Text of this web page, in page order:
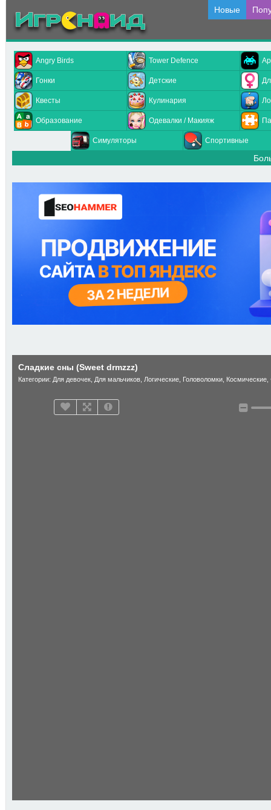
Новые
Angry Birds Tower Defence
Гонки Детские
Квесты Кулинария
Образование Одевалки / Макияж
Симуляторы Спортивные
Сладкие сны (Sweet drmzzz)
Категории: Для девочек Для мальчиков Логические Головоломки Космические